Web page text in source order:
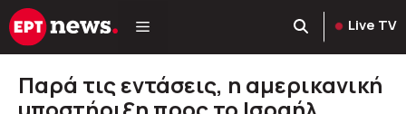
Μετάβαση
σε
Live TV
Παρά τις εντάσεις, η αμερικανική